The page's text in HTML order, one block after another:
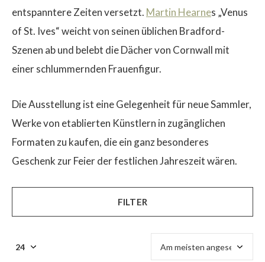
entspanntere Zeiten versetzt. Martin Hearnes „Venus
of St. Ives“ weicht von seinen üblichen Bradford-
Szenen ab und belebt die Dächer von Cornwall mit
einer schlummernden Frauenfigur.
Die Ausstellung ist eine Gelegenheit für neue Sammler,
Werke von etablierten Künstlern in zugänglichen
Formaten zu kaufen, die ein ganz besonderes
Geschenk zur Feier der festlichen Jahreszeit wären.
FILTER